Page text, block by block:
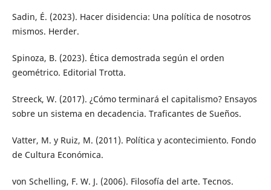
Sadin, É. (2023). Hacer disidencia: Una política de nosotros
mismos. Herder.
Spinoza, B. (2023). Ética demostrada según el orden
geométrico. Editorial Trotta.
Streeck, W. (2017). ¿Cómo terminará el capitalismo? Ensayos
sobre un sistema en decadencia. Traficantes de Sueños.
Vatter, M. y Ruiz, M. (2011). Política y acontecimiento. Fondo
de Cultura Económica.
von Schelling, F. W. J. (2006). Filosofía del arte. Tecnos.